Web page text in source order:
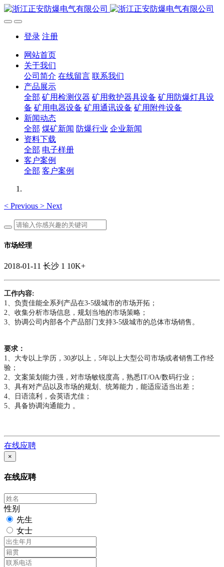
登录 注册
网站首页
关于我们
公司简介 在线留言 联系我们
产品展示
全部 矿用检测仪器 矿用救护器具设备 矿用防爆灯具设
备 矿用电器设备 矿用通讯设备 矿用附件设备
新闻动态
全部 煤矿新闻 防爆行业 企业新闻
资料下载
全部 电子样册
客户案例
全部 客户案例
< Previous > Next
市场经理
2018-01-11 长沙 1 10K+
工作内容:
1、负责佳能全系列产品在3-5级城市的市场开拓；
2、收集分析市场信息，规划当地的市场策略；
3、协调公司内部各个产品部门支持3-5级城市的总体市场销售。
要求：
1、大专以上学历，30岁以上，5年以上大型公司市场或者销售工作经
验；
2、文案策划能力强，对市场敏锐度高，熟悉IT/OA/数码行业；
3、具有对产品以及市场的规划、统筹能力，能适应适当出差；
4、日语流利，会英语尤佳；
5、具备协调沟通能力 。
在线应聘
×
在线应聘
性别
先生
女士